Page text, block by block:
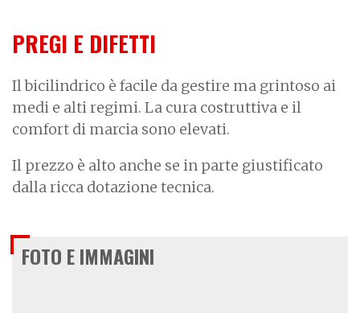
PREGI E DIFETTI
Il bicilindrico è facile da gestire ma grintoso ai
medi e alti regimi. La cura costruttiva e il
comfort di marcia sono elevati.
Il prezzo è alto anche se in parte giustificato
dalla ricca dotazione tecnica.
FOTO E IMMAGINI